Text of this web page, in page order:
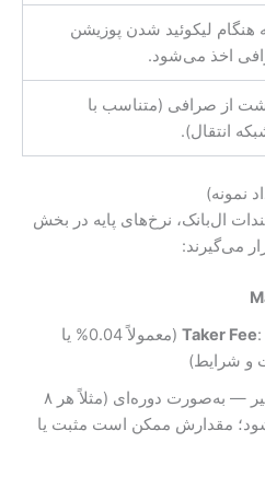
هنگام لیکوئید شدن پوزیشن
اخذ می‌شود.
از صرافی (متناسب با
انتقال).
نمونه)
ال‌بانک، نرخ‌های پایه در بخش
می‌گیرند:
Taker Fee
(معمولاً 0.04% یا
: متغیر — به‌صورت دوره‌ای (مثلاً هر ۸
مقدارش ممکن است مثبت یا